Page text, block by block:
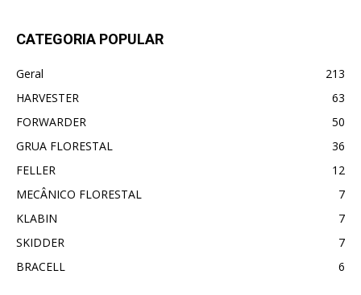
CATEGORIA POPULAR
Geral
213
HARVESTER
63
FORWARDER
50
GRUA FLORESTAL
36
FELLER
12
MECÂNICO FLORESTAL
7
KLABIN
7
SKIDDER
7
BRACELL
6